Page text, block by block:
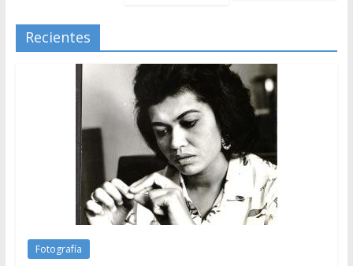
Recientes
Fotografía